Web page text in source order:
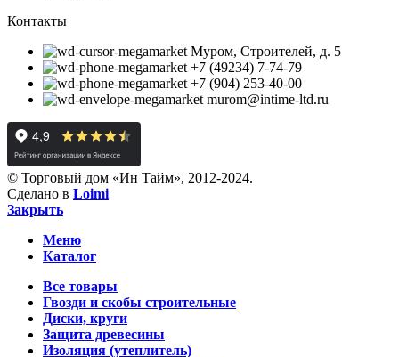
Контакты
Муром, Строителей, д. 5
+7 (49234) 7-74-79
+7 (904) 253-40-00
murom@intime-ltd.ru
© Торговый дом «Ин Тайм», 2012-2024.
Сделано в Loimi
Закрыть
Меню
Каталог
Все товары
Гвозди и скобы строительные
Диски, круги
Защита древесины
Изоляция (утеплитель)